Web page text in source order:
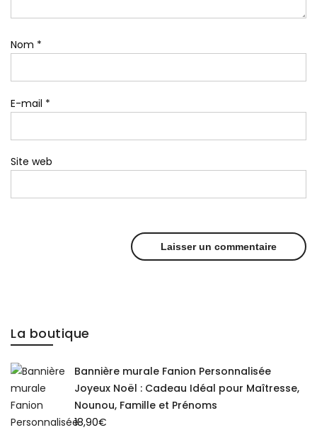
Nom *
E-mail *
Site web
La boutique
Bannière murale Fanion Personnalisée
Joyeux Noël : Cadeau Idéal pour Maîtresse,
Nounou, Famille et Prénoms
18,90€